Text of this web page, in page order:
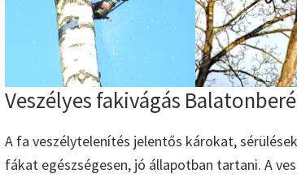
Veszélyes fakivágás
A fa veszélytelenítés jelentős károkat,
fákat egészségesen, jó állapotban tartani. A